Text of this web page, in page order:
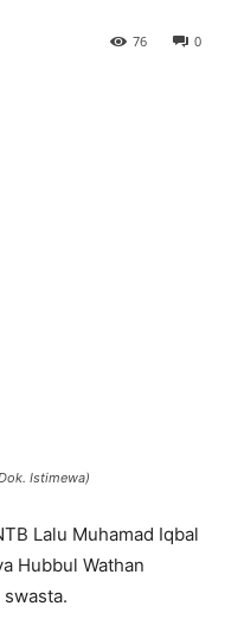
0
76
Istimewa)
Lalu Muhamad Iqbal
Hubbul Wathan